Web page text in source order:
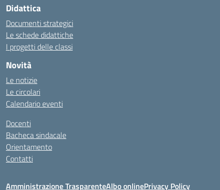
Didattica
Documenti strategici
Le schede didattiche
I progetti delle classi
Novità
Le notizie
Le circolari
Calendario eventi
Docenti
Bacheca sindacale
Orientamento
Contatti
Amministrazione TrasparenteAlbo onlinePrivacy Policy